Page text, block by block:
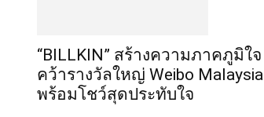
“BILLKIN” สร้างความภาคภูมิใจ
คว้ารางวัลใหญ่ Weibo Malaysia
พร้อมโชว์สุดประทับใจ